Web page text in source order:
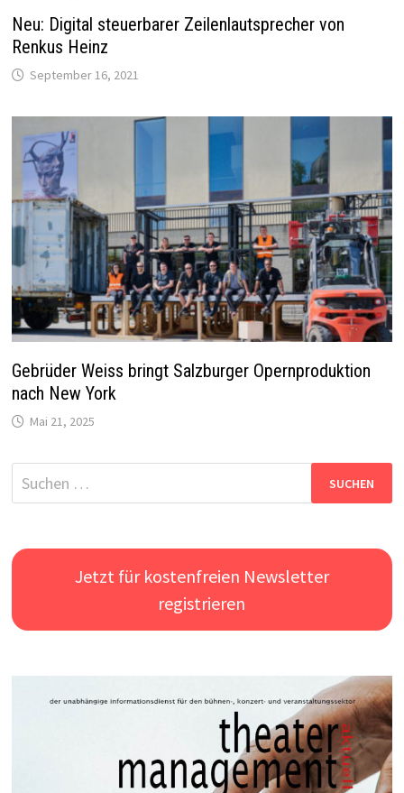
Neu: Digital steuerbarer Zeilenlautsprecher von
Renkus Heinz
September 16, 2021
Gebrüder Weiss bringt Salzburger Opernproduktion
nach New York
Mai 21, 2025
Suchen
nach:
Jetzt für kostenfreien Newsletter
registrieren